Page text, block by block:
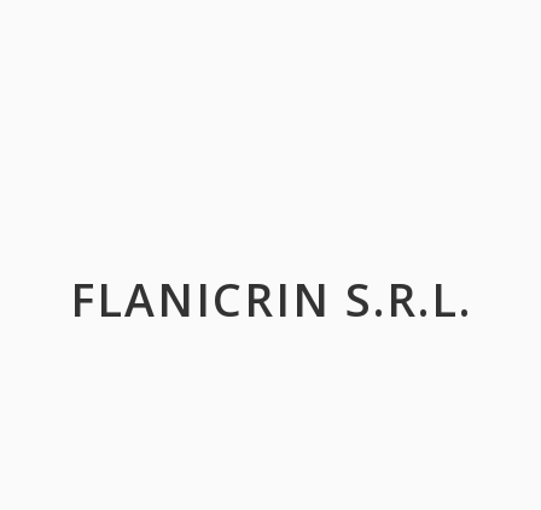
FLANICRIN S.R.L.